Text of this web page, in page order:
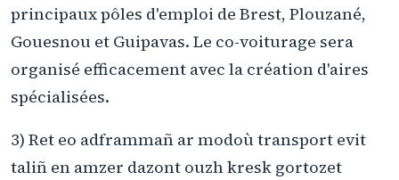
principaux pôles d'emploi de Brest, Plouzané,
Gouesnou et Guipavas. Le co-voiturage sera
organisé efficacement avec la création d'aires
spécialisées.
3) Ret eo adframmañ ar modoù transport evit
taliñ en amzer dazont ouzh kresk gortozet